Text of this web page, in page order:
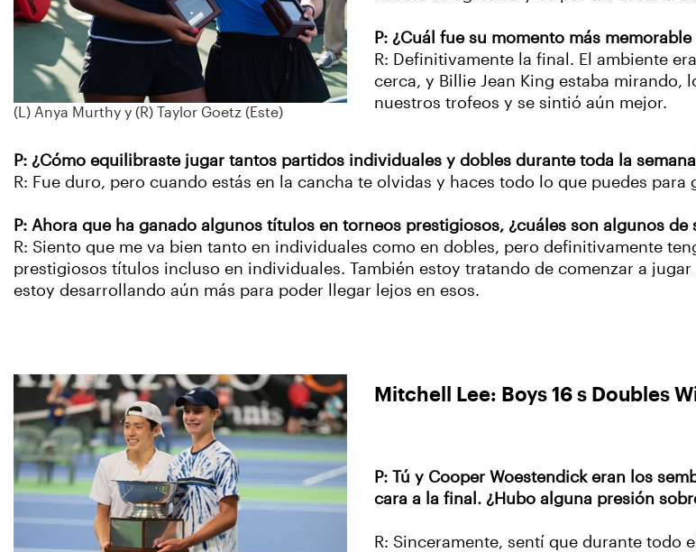
(L) Anya Murthy y (R) Taylor Goetz (Este)
P: ¿Cuál fue su momento más
R: Definitivamente la final. El ambiente
cerca, y Billie Jean King estaba mirando,
nuestros trofeos y se sintió aún mejor.
P: ¿Cómo equilibraste jugar tantos partidos individuales y dobles durante toda la
R: Fue duro, pero cuando estás en la cancha te olvidas y haces todo lo que puedes para
P: Ahora que ha ganado algunos títulos en torneos prestigiosos, ¿cuáles son algunos
R: Siento que me va bien tanto en individuales como en dobles, pero definitivamente
prestigiosos títulos incluso en individuales. También estoy tratando de comenzar a
estoy desarrollando aún más para poder llegar lejos en esos.
Mitchell Lee: Boys 16 s Doubles
P: Tú y Cooper Woestendick eran los
cara a la final. ¿Hubo alguna presión
R: Sinceramente, sentí que durante todo